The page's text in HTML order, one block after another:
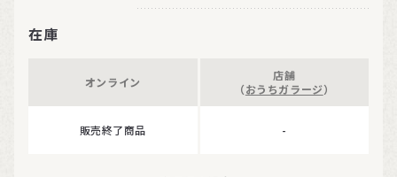
在庫
オンライン
販売終了商品
店舗
（おうちガラージ）
-